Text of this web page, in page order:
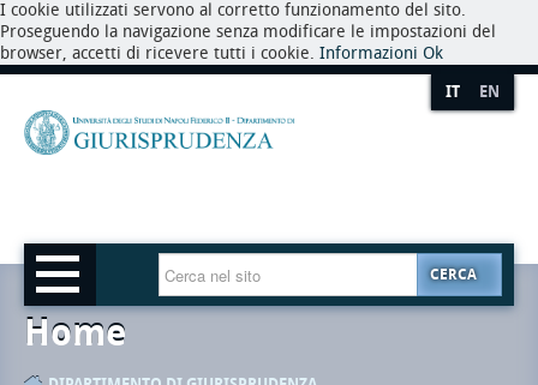
I cookie utilizzati servono al corretto funzionamento del sito.
Proseguendo la navigazione senza modificare le impostazioni del
browser, accetti di ricevere tutti i cookie. Informazioni Ok
IT EN
CERCA
Home